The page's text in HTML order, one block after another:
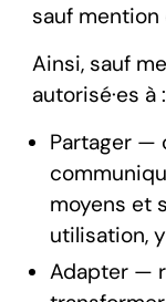
sauf mention
Ainsi, sauf
autorisé·es à :
Partager —
moyens et
utilisation,
Adapter —